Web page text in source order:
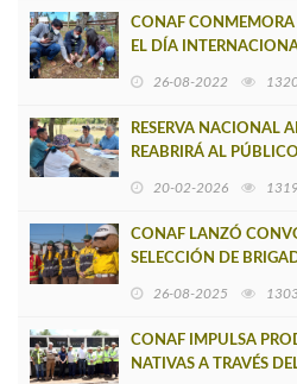
CONAF
EL DÍA
26-08-2022
RESERVA NACIONAL
REABRIRÁ AL
20-02-2026
CONAF LANZÓ
SELECCIÓN DE
26-08-2025
CONAF IMPULSA
NATIVAS A TRAVÉS